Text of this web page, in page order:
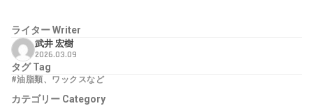
ライターWriter
武井 宏樹
2026.03.09
タグTag
#油脂類、ワックスなど
カテゴリー Category